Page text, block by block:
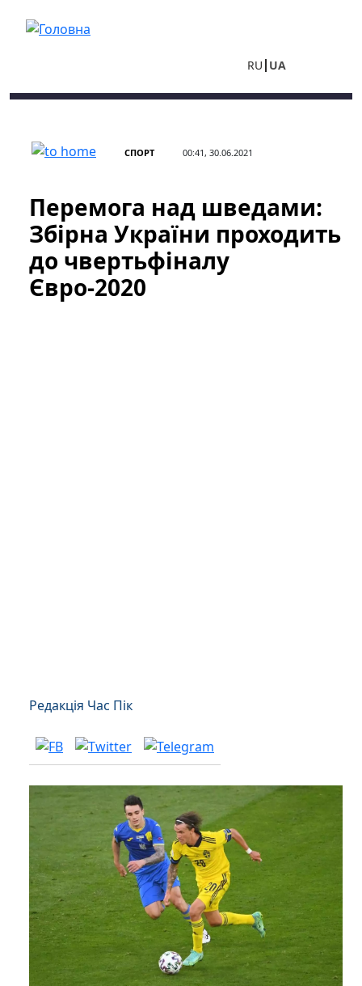
RU UA
СПОРТ 00:41, 30.06.2021
Перемога над шведами:
Збірна України проходить
до чвертьфіналу
Євро-2020
Редакція Час Пік